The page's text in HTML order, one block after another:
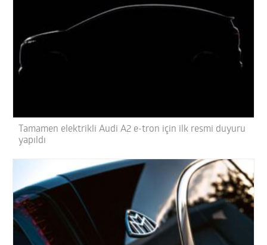
Tamamen elektrikli Audi A2 e-tron için ilk resmi duyuru
yapıldı